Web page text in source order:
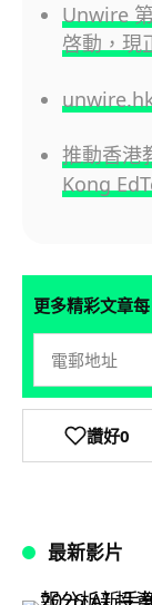
Unwire
啓動，現
推動香港
Kong
更多精彩文章
讚好0
最新影片